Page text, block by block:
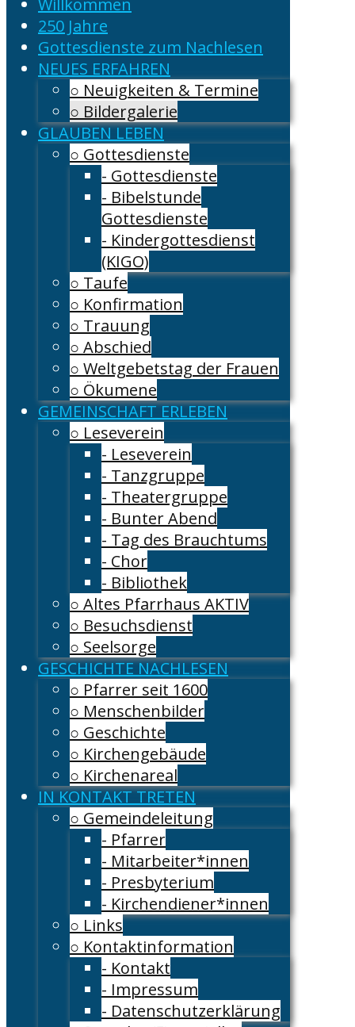
Willkommen
250 Jahre
Gottesdienste zum Nachlesen
NEUES ERFAHREN
○ Neuigkeiten & Termine
○ Bildergalerie
GLAUBEN LEBEN
○ Gottesdienste
- Gottesdienste
- Bibelstunde
Gottesdienste
- Kindergottesdienst
(KIGO)
○ Taufe
○ Konfirmation
○ Trauung
○ Abschied
○ Weltgebetstag der Frauen
○ Ökumene
GEMEINSCHAFT ERLEBEN
○ Leseverein
- Leseverein
- Tanzgruppe
- Theatergruppe
- Bunter Abend
- Tag des Brauchtums
- Chor
- Bibliothek
○ Altes Pfarrhaus AKTIV
○ Besuchsdienst
○ Seelsorge
GESCHICHTE NACHLESEN
○ Pfarrer seit 1600
○ Menschenbilder
○ Geschichte
○ Kirchengebäude
○ Kirchenareal
IN KONTAKT TRETEN
○ Gemeindeleitung
- Pfarrer
- Mitarbeiter*innen
- Presbyterium
- Kirchendiener*innen
○ Links
○ Kontaktinformation
- Kontakt
- Impressum
- Datenschutzerklärung